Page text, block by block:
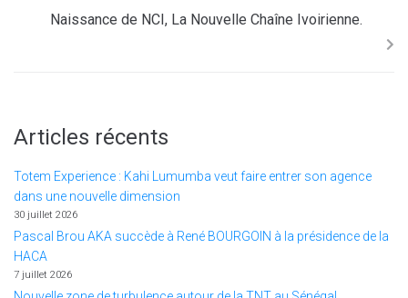
Naissance de NCI, La Nouvelle Chaîne Ivoirienne.
Articles récents
Totem Experience : Kahi Lumumba veut faire entrer son agence
dans une nouvelle dimension
30 juillet 2026
Pascal Brou AKA succède à René BOURGOIN à la présidence de la
HACA
7 juillet 2026